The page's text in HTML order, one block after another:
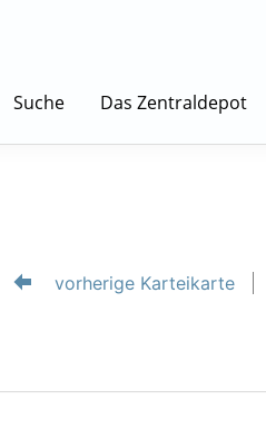
Suche Das Zentraldepot
vorherige Karteikarte